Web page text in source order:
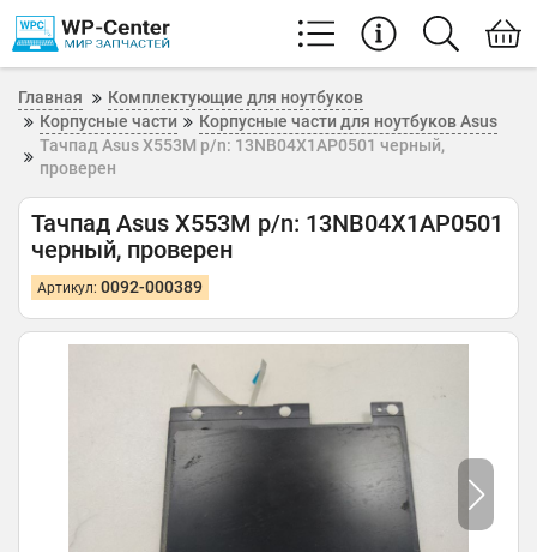
Главная
Комплектующие для ноутбуков
Корпусные части
Корпусные части для ноутбуков Asus
Тачпад Asus X553M p/n: 13NB04X1AP0501 черный,
проверен
Тачпад Asus X553M p/n: 13NB04X1AP0501
черный, проверен
Артикул: 0092-000389